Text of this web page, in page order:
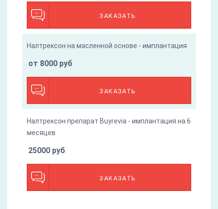
ЗАКАЗАТЬ
Налтрексон на масленной основе - имплантация
ЗАКАЗАТЬ
от 8000 руб
Налтрексон препарат Buyrevia - имплантация на 6
месяцев
ЗАКАЗАТЬ
25000 руб